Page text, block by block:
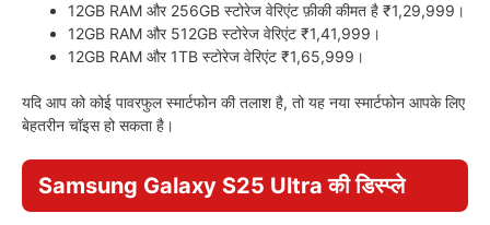
12GB RAM और 256GB स्टोरेज वेरिएंट फ़ीकी कीमत है ₹1,29,999।
12GB RAM और 512GB स्टोरेज वेरिएंट ₹1,41,999।
12GB RAM और 1TB स्टोरेज वेरिएंट ₹1,65,999।
यदि आप को कोई पावरफुल स्मार्टफोन की तलाश है, तो यह नया स्मार्टफोन आपके लिए
बेहतरीन चॉइस हो सकता है।
Samsung Galaxy S25 Ultra की डिस्प्ले